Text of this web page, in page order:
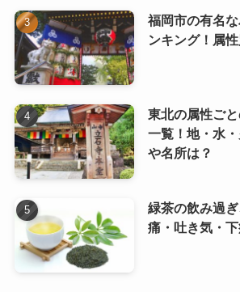
福岡市の有名
ンキング！属
東北の属性ご
一覧！地・水
や名所は？
緑茶の飲み過
痛・吐き気・